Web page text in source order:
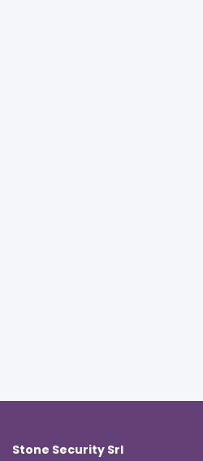
Stone Security Srl